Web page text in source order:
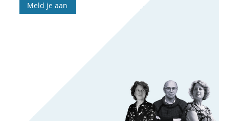
Meld je aan